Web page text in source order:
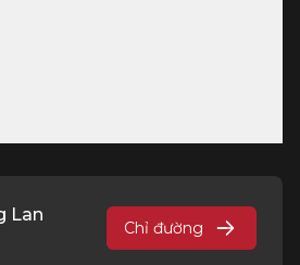
Lan
Chỉ đường